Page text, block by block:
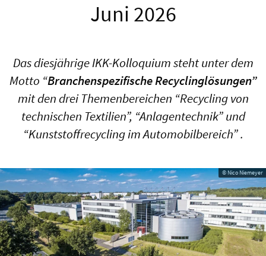
Juni 2026
Das diesjährige IKK-Kolloquium steht unter dem
Motto “Branchenspezifische Recyclinglösungen”
mit den drei Themenbereichen “Recycling von
technischen Textilien”, “Anlagentechnik” und
“Kunststoffrecycling im Automobilbereich” .
© Nico Niemeyer